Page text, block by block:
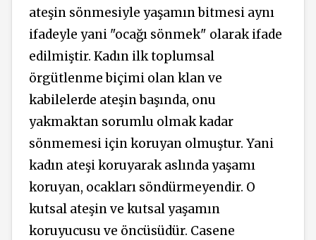
ateşin sönmesiyle yaşamın bitmesi aynı
ifadeyle yani "ocağı sönmek" olarak ifade
edilmiştir. Kadın ilk toplumsal
örgütlenme biçimi olan klan ve
kabilelerde ateşin başında, onu
yakmaktan sorumlu olmak kadar
sönmemesi için koruyan olmuştur. Yani
kadın ateşi koruyarak aslında yaşamı
koruyan, ocakları söndürmeyendir. O
kutsal ateşin ve kutsal yaşamın
koruyucusu ve öncüsüdür. Casene